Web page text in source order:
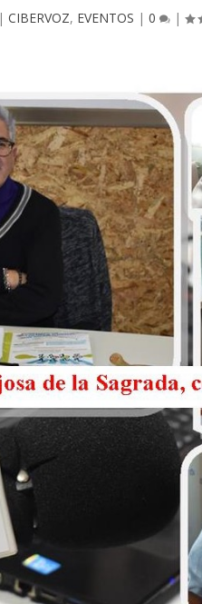
|CIBERVOZ, EVENTOS |0 |